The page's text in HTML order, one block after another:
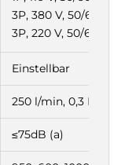
3P, 380 V, 50/60 Hz
3P, 220 V, 50/60 Hz
Einstellbar
250 l/min, 0,3 MPa
≤75dB (a)